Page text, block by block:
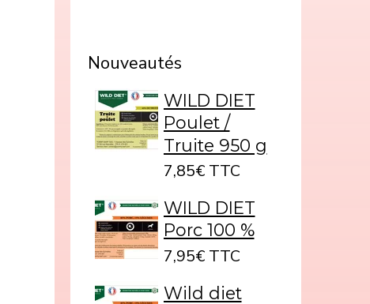
Nouveautés
WILD DIET
Poulet /
Truite 950 g
7,85€ TTC
WILD DIET
Porc 100 %
7,95€ TTC
Wild diet